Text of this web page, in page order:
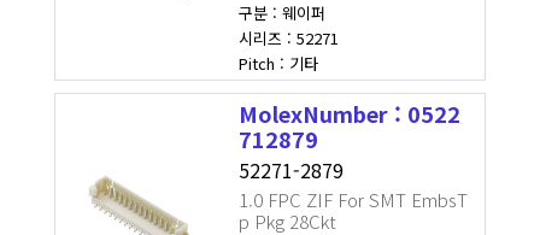
구분 : 웨이퍼
시리즈 : 52271
Pitch : 기타
MolexNumber : 0522
712879
52271-2879
1.0 FPC ZIF For SMT EmbsT
p Pkg 28Ckt